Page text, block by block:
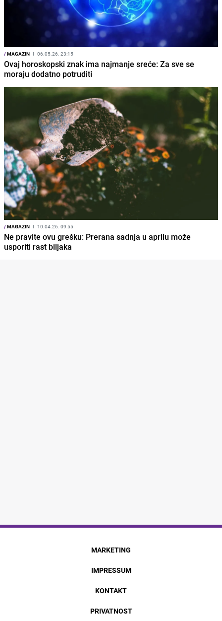
/MAGAZIN I 06.05.26. 23:15
Ovaj horoskopski znak ima najmanje sreće: Za sve se
moraju dodatno potruditi
/MAGAZIN I 10.04.26. 09:55
Ne pravite ovu grešku: Prerana sadnja u aprilu može
usporiti rast biljaka
MARKETING
IMPRESSUM
KONTAKT
PRIVATNOST